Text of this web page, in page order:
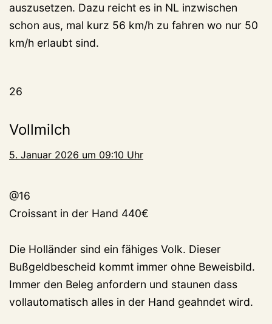
auszusetzen. Dazu reicht es in NL inzwischen
schon aus, mal kurz 56 km/h zu fahren wo nur 50
km/h erlaubt sind.
26
Vollmilch
5. Januar 2026 um 09:10 Uhr
@16
Croissant in der Hand 440€
Die Holländer sind ein fähiges Volk. Dieser
Bußgeldbescheid kommt immer ohne Beweisbild.
Immer den Beleg anfordern und staunen dass
vollautomatisch alles in der Hand geahndet wird.